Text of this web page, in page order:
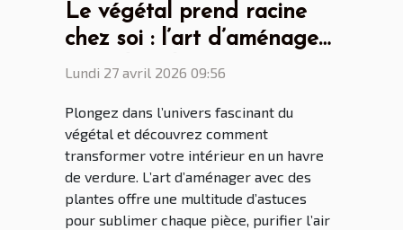
Le végétal prend racine
chez soi : l’art d’aménager
avec des plantes
Lundi 27 avril 2026 09:56
Plongez dans l’univers fascinant du
végétal et découvrez comment
transformer votre intérieur en un havre
de verdure. L’art d’aménager avec des
plantes offre une multitude d’astuces
pour sublimer chaque pièce, purifier l’air